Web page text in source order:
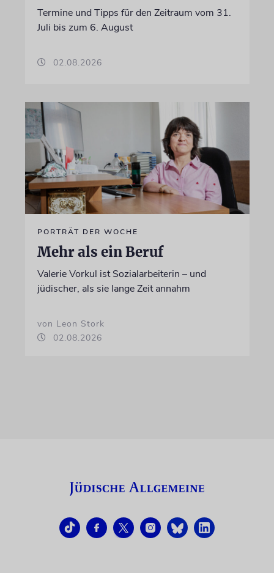
Termine und Tipps für den Zeitraum vom 31.
Juli bis zum 6. August
02.08.2026
PORTRÄT DER WOCHE
Mehr als ein Beruf
Valerie Vorkul ist Sozialarbeiterin – und
jüdischer, als sie lange Zeit annahm
von Leon Stork
02.08.2026